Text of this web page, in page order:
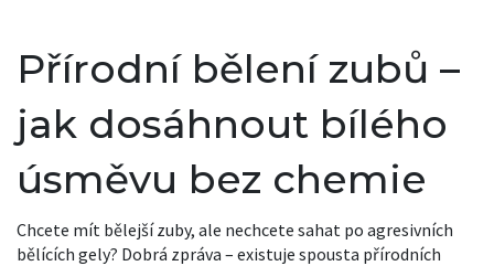
Přírodní bělení zubů –
jak dosáhnout bílého
úsměvu bez chemie
Chcete mít bělejší zuby, ale nechcete sahat po agresivních
bělících gely? Dobrá zpráva – existuje spousta přírodních